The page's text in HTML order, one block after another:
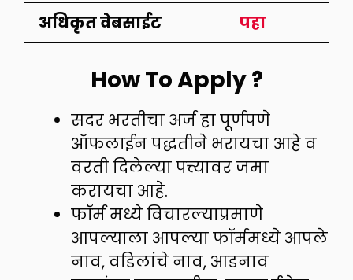
अधिकृत वेबसाईट
पहा
How To Apply ?
सदर भरतीचा अर्ज हा पूर्णपणे
ऑफलाईन पद्धतीने भरायचा आहे व
वरती दिलेल्या पत्त्यावर जमा
करायचा आहे.
फॉर्म मध्ये विचारल्याप्रमाणे
आपल्याला आपल्या फॉर्ममध्ये आपले
नाव, वडिलांचे नाव, आडनाव